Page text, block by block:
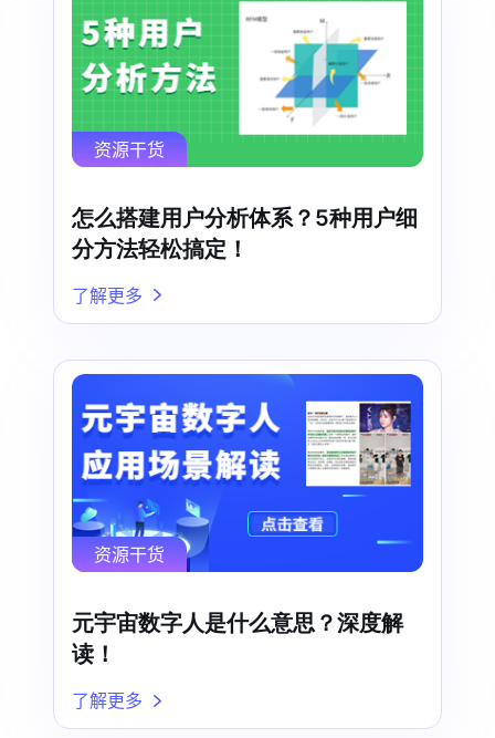
资源干货
怎么搭建用户分析体系？5种用户细
分方法轻松搞定！
了解更多
资源干货
元宇宙数字人是什么意思？深度解
读！
了解更多